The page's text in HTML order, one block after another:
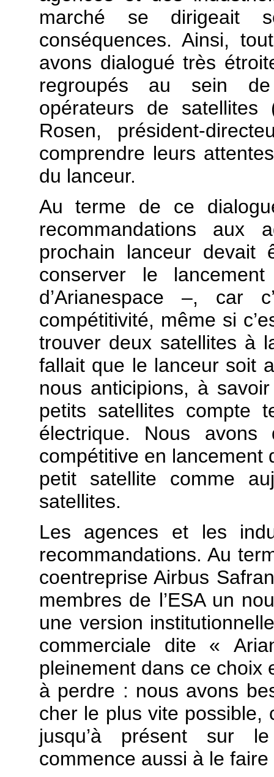
marché se dirigeait
conséquences. Ainsi,
avons dialogué très
regroupés au sein de
opérateurs de
Rosen, président-
comprendre leurs
du lanceur.
Au terme de ce
recommandations
prochain lanceur devait
conserver le
d’Arianespace –, car
compétitivité, même si
trouver deux satellites à
fallait que le lanceur soit
nous anticipions, à
petits satellites compte
électrique. Nous
compétitive en lancement
petit satellite comme
satellites.
Les agences et les
recommandations. Au
coentreprise Airbus
membres de l’ESA un
une version
commerciale dite «
pleinement dans ce choix
à perdre : nous avons
cher le plus vite possible,
jusqu’à présent sur
commence aussi à le